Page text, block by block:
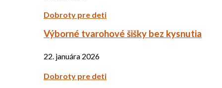
Dobroty pre deti
Výborné tvarohové šišky bez kysnutia
22. januára 2026
Dobroty pre deti